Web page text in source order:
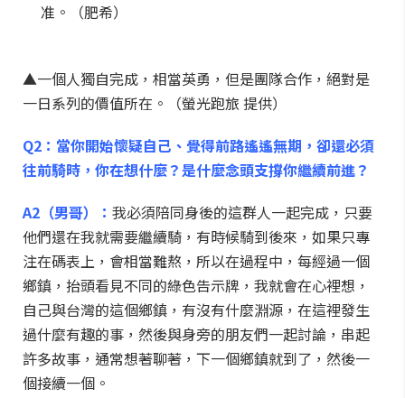
准。（肥希）
▲一個人獨自完成，相當英勇，但是團隊合作，絕對是
一日系列的價值所在。（螢光跑旅 提供）
Q2：當你開始懷疑自己、覺得前路遙遙無期，卻還必須
往前騎時，你在想什麼？是什麼念頭支撐你繼續前進？
A2（男哥）： 我必須陪同身後的這群人一起完成，只要
他們還在我就需要繼續騎，有時候騎到後來，如果只專
注在碼表上，會相當難熬，所以在過程中，每經過一個
鄉鎮，抬頭看見不同的綠色告示牌，我就會在心裡想，
自己與台灣的這個鄉鎮，有沒有什麼淵源，在這裡發生
過什麼有趣的事，然後與身旁的朋友們一起討論，串起
許多故事，通常想著聊著，下一個鄉鎮就到了，然後一
個接續一個。